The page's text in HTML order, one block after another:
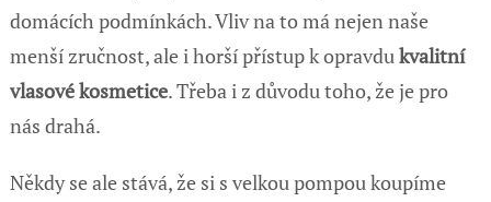
domácích podmínkách. Vliv na to má nejen naše
menší zručnost, ale i horší přístup k opravdukvalitní
vlasové kosmetice. Třeba i z důvodu toho, že je pro
nás drahá.
Někdy se ale stává, že si s velkou pompou koupíme